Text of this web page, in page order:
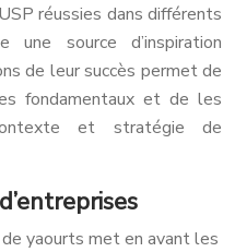
réussies dans différents
une source d’inspiration
de leur succès permet de
fondamentaux et de les
et stratégie de
yaourts met en avant les